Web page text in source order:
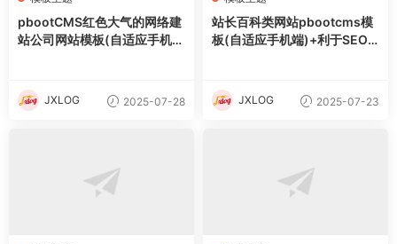
pbootCMS红色大气的网络建
站公司网站模板(自适应手机
JXLOG 2025-07-28
站长百科类网站pbootcms模
板(自适应手机端)+利于SEO
JXLOG 2025-07-23